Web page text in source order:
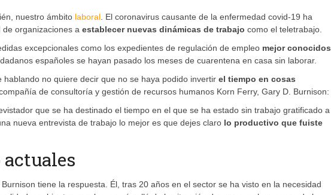
nuestro ámbito laboral. El coronavirus causante de la enfermedad covid-19 ha
organizaciones a establecer nuevas dinámicas de trabajo como el teletrabajo.
excepcionales como los expedientes de regulación de empleo mejor conocidos
españoles se hayan pasado los meses de cuarentena en casa sin laborar.
no quiere decir que no se haya podido invertir el tiempo en cosas
de consultoría y gestión de recursos humanos Korn Ferry, Gary D. Burnison:
que se ha destinado el tiempo en el que se ha estado sin trabajo gratificado a
nueva entrevista de trabajo lo mejor es que dejes claro lo productivo que fuiste
tiene la respuesta. Él, tras 20 años en el sector se ha visto en la necesidad